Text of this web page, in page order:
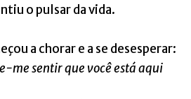
o pulsar da vida.
a chorar e a se desesperar:
me sentir que você está aqui